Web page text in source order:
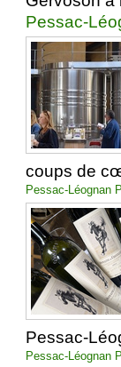
Pessac-
coups de
Pessac-Léognan
Pessac-
Pessac-Léognan